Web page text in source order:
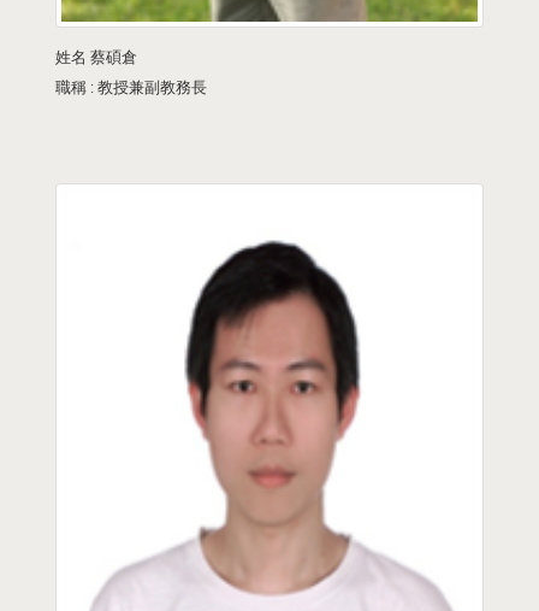
姓名 蔡碩倉
職稱 : 教授兼副教務長